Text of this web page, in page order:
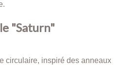
"Saturn"
circulaire, inspiré des anneaux